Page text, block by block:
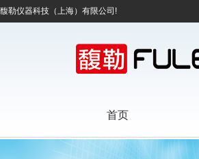
馥勒仪器科技（上海）有限公司!
首页